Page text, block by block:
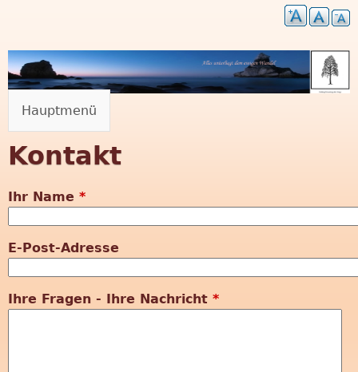
Inhalt
M
u
t
z
u
Hauptmenü
Kontakt
Ihr Name *
E-Post-Adresse
Ihre Fragen - Ihre Nachricht *